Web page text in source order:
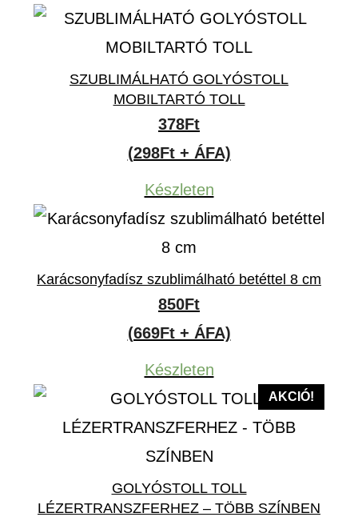
1,257Ft.989Ft.
SZUBLIMÁLHATÓ GOLYÓSTOLL
MOBILTARTÓ TOLL
378Ft
(298Ft + ÁFA)
Készleten
Karácsonyfadísz szublimálható betéttel 8 cm
850Ft
(669Ft + ÁFA)
Készleten
AKCIÓ!
GOLYÓSTOLL TOLL
LÉZERTRANSZFERHEZ – TÖBB SZÍNBEN